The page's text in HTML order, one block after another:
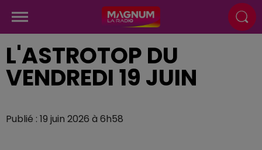
L'ASTROTOP DU
VENDREDI 19 JUIN
Publié : 19 juin 2026 à 6h58